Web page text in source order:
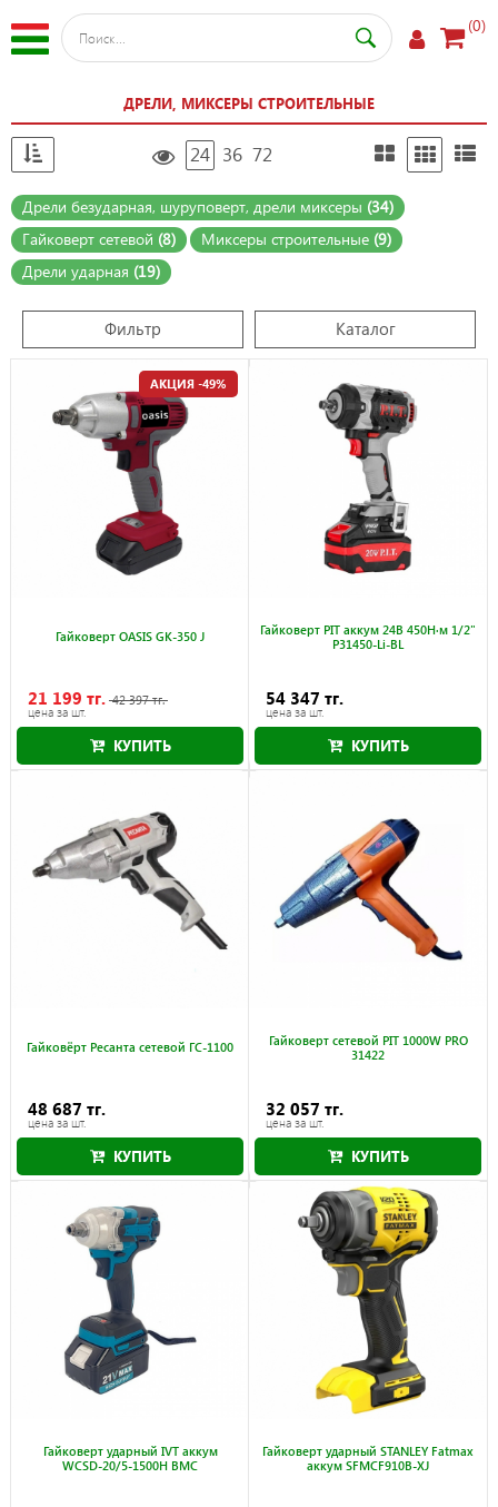
(0)
ДРЕЛИ, МИКСЕРЫ СТРОИТЕЛЬНЫЕ
24 36 72
Дрели безударная, шуруповерт, дрели миксеры (34)
Гайковерт сетевой (8) Миксеры строительные (9)
Дрели ударная (19)
Фильтр Каталог
Гайковерт OASIS GK-350 J
21 199 тг. 42 397 тг.
цена за шт.
Акция действует до 30.09.2026
АКЦИЯ -49%
КУПИТЬ
Гайковерт PIT аккум 24В 450Н·м 1/2"
P31450-Li-BL
54 347 тг.
цена за шт.
КУПИТЬ
Гайковёрт Ресанта сетевой ГС-1100
48 687 тг.
цена за шт.
КУПИТЬ
Гайковерт сетевой PIT 1000W PRO
31422
32 057 тг.
цена за шт.
КУПИТЬ
Гайковерт ударный IVT аккум
WCSD-20/5-1500H BMC
Гайковерт ударный STANLEY Fatmax
аккум SFMCF910B-XJ